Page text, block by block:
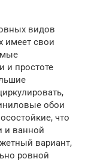
видов
имеет свои
и простоте
обои
что
и ванной
вариант,
ровной